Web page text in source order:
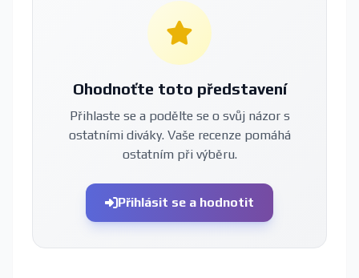
Ohodnoťte toto představení
Přihlaste se a podělte se o svůj názor s
ostatními diváky. Vaše recenze pomáhá
ostatním při výběru.
Přihlásit se a hodnotit